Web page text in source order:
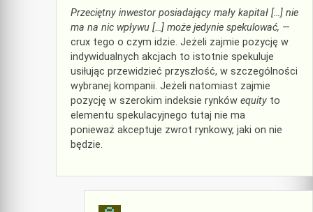
Przeciętny inwestor posiadający mały kapitał […] nie
ma na nic wpływu […] może jedynie spekulować, —
crux tego o czym idzie. Jeżeli zajmie pozycję w
indywidualnych akcjach to istotnie spekuluje
usiłując przewidzieć przyszłość, w szczególności
wybranej kompanii. Jeżeli natomiast zajmie
pozycję w szerokim indeksie rynków equity to
elementu spekulacyjnego tutaj nie ma
ponieważ akceptuje zwrot rynkowy, jaki on nie
będzie.